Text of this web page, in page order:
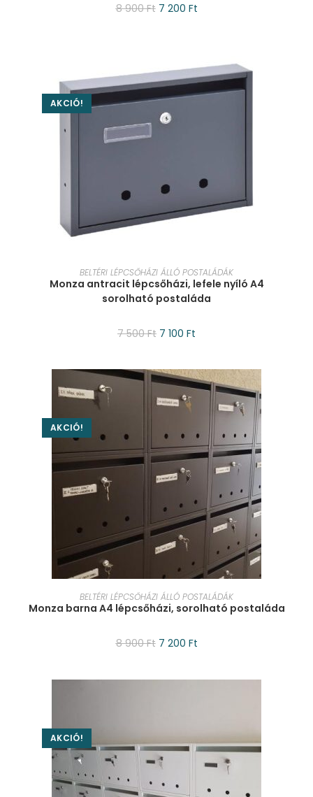
8 900Ft 7 200 Ft
AKCIÓ!
KOSÁRBA TESZEM
BELTÉRI LÉPCSŐHÁZI ÁLLÓ POSTALÁDÁK
Monza antracit lépcsőházi, lefele nyíló A4
sorolható postaláda
7 500Ft 7 100 Ft
AKCIÓ!
KOSÁRBA TESZEM
BELTÉRI LÉPCSŐHÁZI ÁLLÓ POSTALÁDÁK
Monza barna A4 lépcsőházi, sorolható postaláda
8 900Ft 7 200 Ft
AKCIÓ!